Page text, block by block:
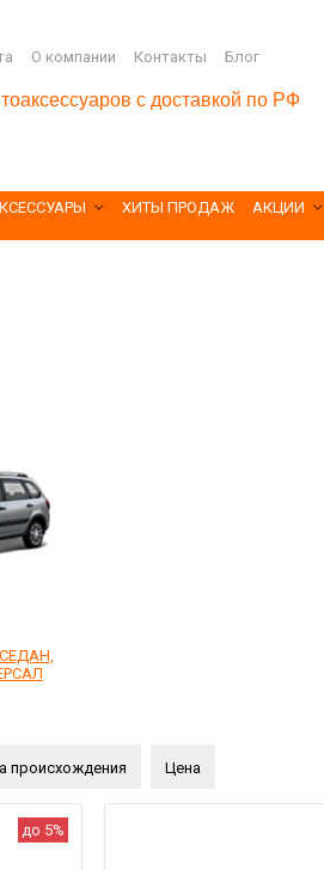
О компании Контакты Блог
с доставкой по РФ
ХИТЫ ПРОДАЖ АКЦИИ
происхождения Цена
до 5%